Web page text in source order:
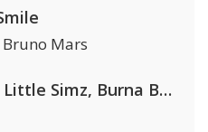
Mars
Coldplay ft. Little Simz, Burna Boy, Elyanna & Tini